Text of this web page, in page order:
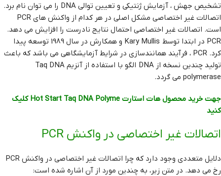
تشخیص جهش ، آزمایش ژنتیکی و تعیین توالی DNA را می توان نام برد.
اتصالات غیر اختصاصی مشکل اصلی در هر کدام از واکنش های PCR
است. اتصالات غیر اختصاصی احتمال نتایج نادرست را افزایش می دهد.
PCR در ابتدا توسط Kary Mullis و همکارش در سال 1989 توسعه پیدا
کرد. PCR ، فرآیند همانندسازی در شرایط آزمایشگاهی می باشد که باعث
تولید چندین نسخه از DNA الگو با استفاده از آنزیم Taq DNA
polymerase می گردد.
جهت خرید محصول هات استارت Hot Start Taq DNA Polyme کلیک
کنید
اتصالات غیر اختصاصی در واکنش PCR
دلایل متعددی وجود دارد که چرا اتصالات غیر اختصاصی در واکنش PCR
رخ می دهد. در متن زیر، به چندین مورد از آن اشاره شده است: